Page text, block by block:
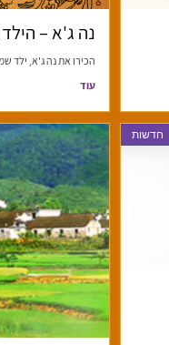
נה ג'א –
הכירו את נה ג'א, ילד
עוד
חדשות